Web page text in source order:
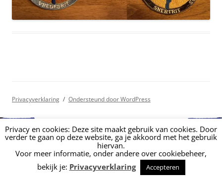
Privacyverklaring Ondersteund door WordPress
Privacy en cookies: Deze site maakt gebruik van cookies. Door
verder te gaan op deze website, ga je akkoord met het gebruik
hiervan.
Voor meer informatie, onder andere over cookiebeheer,
bekijk je: Privacyverklaring Accepteren
Onze activiteiten worden mede mogelijk
gemaakt door het V-fonds